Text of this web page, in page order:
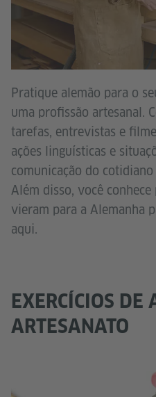
Pratique alemão para o
uma profissão artesanal.
tarefas, entrevistas e
ações linguísticas e
comunicação do
Além disso, você conhece
vieram para a Alemanha
aqui.
EXERCÍCIOS DE
ARTESANATO